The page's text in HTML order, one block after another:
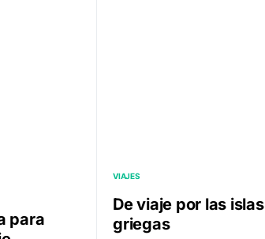
para
VIAJES
De viaje por las islas
griegas